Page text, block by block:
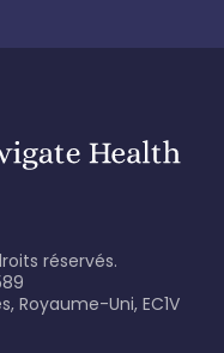
réservés.
Royaume-Uni, EC1V